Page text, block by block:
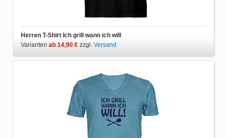
Herren T-Shirt Ich grill wann ich will
Varianten ab 14,90 € zzgl. Versand